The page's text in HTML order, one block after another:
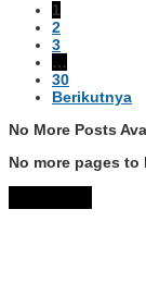
1
2
3
…
30
Berikutnya
No More Posts
No more pages to